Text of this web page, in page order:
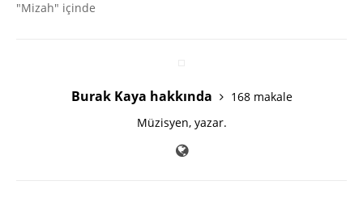
"Mizah" içinde
Burak Kaya hakkında
168 makale
Müzisyen, yazar.